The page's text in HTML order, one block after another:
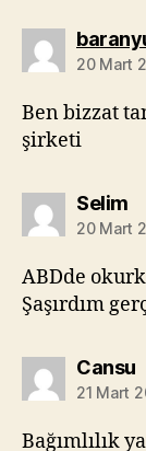
20 Mart
Ben bizzat
şirketi
Selim
20 Mart
ABDde
Şaşırdım
Cansu
21 Mart
Bağımlılık